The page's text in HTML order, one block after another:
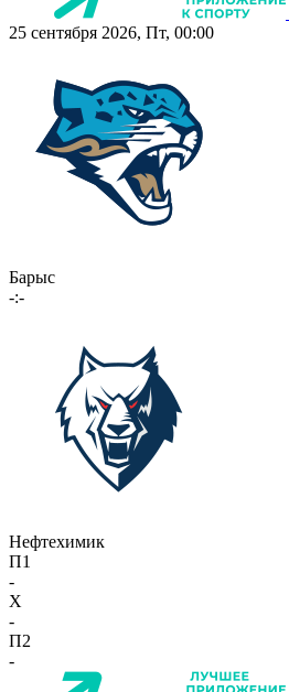
25 сентября 2026, Пт, 00:00
Барыс
-:-
Нефтехимик
П1
-
X
-
П2
-